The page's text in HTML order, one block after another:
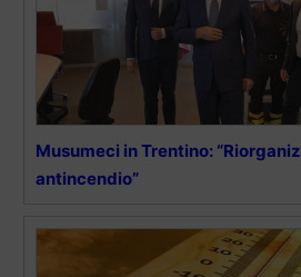
Musumeci in Trentino:
antincendio”